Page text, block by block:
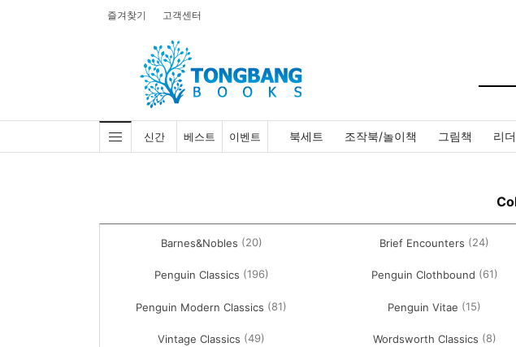
즐겨찾기 고객센터
신간 베스트 이벤트 북세트 조작북/놀이책 그림책 리
Barnes&Nobles (20) Brief Encounters (24)
Penguin Classics (196) Penguin Clothbound (61)
Penguin Modern Classics (81) Penguin Vitae (15)
Vintage Classics (49) Wordsworth Classics (8)